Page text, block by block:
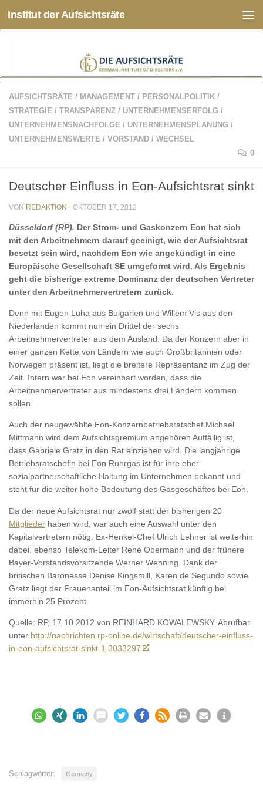
Zum Inhalt springen
Institut der Aufsichtsräte
AUFSICHTSRÄTE / MANAGEMENT / PERSONALPOLITIK /
STRATEGIE / TRANSPARENZ / UNTERNEHMENSERFOLG /
UNTERNEHMENSNACHFOLGE / UNTERNEHMENSPLANUNG /
UNTERNEHMENSWERTE / VORSTAND / WECHSEL
0
Deutscher Einfluss in Eon-Aufsichtsrat sinkt
VON REDAKTION · OKTOBER 17, 2012
Düsseldorf (RP). Der Strom- und Gaskonzern Eon hat sich
mit den Arbeitnehmern darauf geeinigt, wie der Aufsichtsrat
besetzt sein wird, nachdem Eon wie angekündigt in eine
Europäische Gesellschaft SE umgeformt wird. Als Ergebnis
geht die bisherige extreme Dominanz der deutschen Vertreter
unter den Arbeitnehmervertretern zurück.
Denn mit Eugen Luha aus Bulgarien und Willem Vis aus den
Niederlanden kommt nun ein Drittel der sechs
Arbeitnehmervertreter aus dem Ausland. Da der Konzern aber in
einer ganzen Kette von Ländern wie auch Großbritannien oder
Norwegen präsent ist, liegt die breitere Repräsentanz im Zug der
Zeit. Intern war bei Eon vereinbart worden, dass die
Arbeitnehmervertreter aus mindestens drei Ländern kommen
sollen.
Auch der neugewählte Eon-Konzernbetriebsratschef Michael
Mittmann wird dem Aufsichtsgremium angehören Auffällig ist,
dass Gabriele Gratz in den Rat einziehen wird. Die langjährige
Betriebsratschefin bei Eon Ruhrgas ist für ihre eher
sozialpartnerschaftliche Haltung im Unternehmen bekannt und
steht für die weiter hohe Bedeutung des Gasgeschäftes bei Eon.
Da der neue Aufsichtsrat nur zwölf statt der bisherigen 20
Mitglieder haben wird, war auch eine Auswahl unter den
Kapitalvertretern nötig. Ex-Henkel-Chef Ulrich Lehner ist weiterhin
dabei, ebenso Telekom-Leiter René Obermann und der frühere
Bayer-Vorstandsvorsitzende Werner Wenning. Dank der
britischen Baronesse Denise Kingsmill, Karen de Segundo sowie
Gratz liegt der Frauenanteil im Eon-Aufsichtsrat künftig bei
immerhin 25 Prozent.
Quelle: RP, 17.10.2012 von REINHARD KOWALEWSKY. Abrufbar
unter http://nachrichten.rp-online.de/wirtschaft/deutscher-einfluss-
in-eon-aufsichtsrat-sinkt-1.3033297
Schlagwörter: Germany